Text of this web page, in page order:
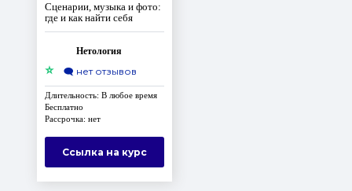
Сценарии, музыка и фото:
где и как найти себя
Нетология
⭐ 🗨️ нет отзывов
Длительность: В любое время
Бесплатно
Рассрочка: нет
Ссылка на курс